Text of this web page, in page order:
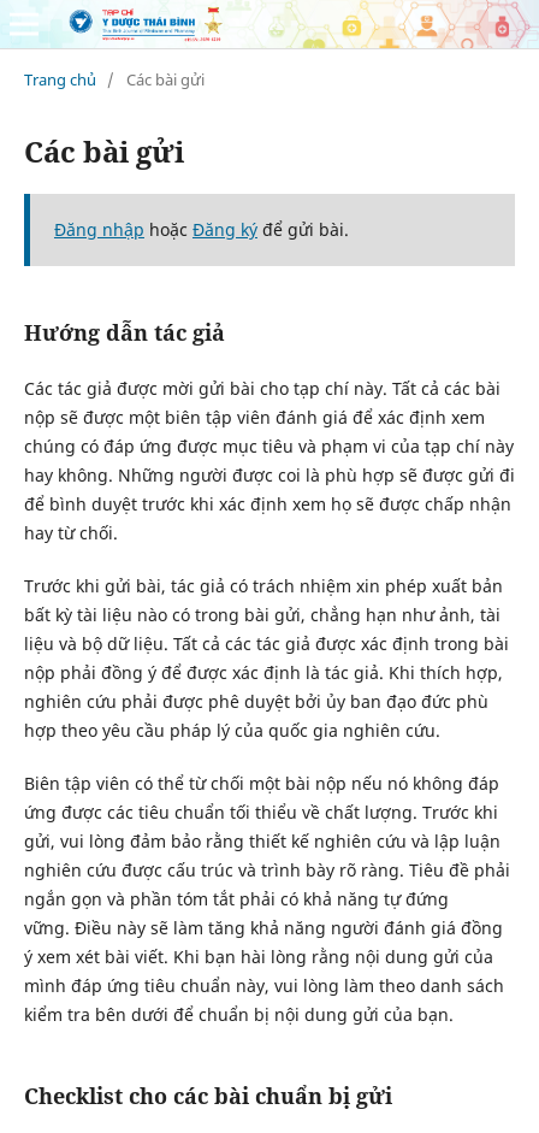
Trang chủ / Các bài gửi
Các bài gửi
Đăng nhập hoặc Đăng kýđể gửi bài.
Hướng dẫn tác giả
Các tác giả được mời gửi bài cho tạp chí này. Tất cả các bài
nộp sẽ được một biên tập viên đánh giá để xác định xem
chúng có đáp ứng được mục tiêu và phạm vi của tạp chí này
hay không. Những người được coi là phù hợp sẽ được gửi đi
để bình duyệt trước khi xác định xem họ sẽ được chấp nhận
hay từ chối.
Trước khi gửi bài, tác giả có trách nhiệm xin phép xuất bản
bất kỳ tài liệu nào có trong bài gửi, chẳng hạn như ảnh, tài
liệu và bộ dữ liệu. Tất cả các tác giả được xác định trong bài
nộp phải đồng ý để được xác định là tác giả. Khi thích hợp,
nghiên cứu phải được phê duyệt bởi ủy ban đạo đức phù
hợp theo yêu cầu pháp lý của quốc gia nghiên cứu.
Biên tập viên có thể từ chối một bài nộp nếu nó không đáp
ứng được các tiêu chuẩn tối thiểu về chất lượng. Trước khi
gửi, vui lòng đảm bảo rằng thiết kế nghiên cứu và lập luận
nghiên cứu được cấu trúc và trình bày rõ ràng. Tiêu đề phải
ngắn gọn và phần tóm tắt phải có khả năng tự đứng
vững. Điều này sẽ làm tăng khả năng người đánh giá đồng
ý xem xét bài viết. Khi bạn hài lòng rằng nội dung gửi của
mình đáp ứng tiêu chuẩn này, vui lòng làm theo danh sách
kiểm tra bên dưới để chuẩn bị nội dung gửi của bạn.
Checklist cho các bài chuẩn bị gửi